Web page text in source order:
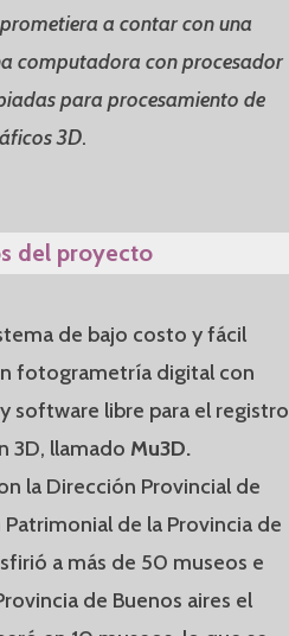
a contar con una
computadora con procesador
para procesamiento de
3D.
del proyecto
de bajo costo y fácil
fotogrametría digital con
software libre para el registro
3D, llamado Mu3D.
la Dirección Provincial de
de la Provincia de
a más de 50 museos e
de Buenos aires el